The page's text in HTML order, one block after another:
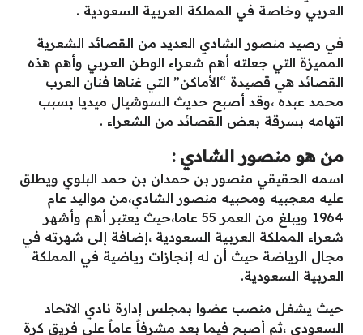
العربي وخاصة في المملكة العربية السعودية .
في رصيد منصور الشادي العديد من القصائد الشعرية
المميزة التي جعلته أهم شعراء الوطن العربي وأهم هذه
القصائد هي قصيدة “الأماكن” التي غناها فنان العرب
محمد عبده ،وقد أصبح حديث السوشيال ميديا بسبب
اتهامه بسرقة بعض القصائد من الشعراء .
من هو منصور الشادي :
اسمه الحقيقي منصور بن حمدان بن حمد البلوي ويطلق
عليه معجبيه ومحبيه منصور الشادي،من مواليد عام
1964 ويبلغ من العمر 55 عاما،حيث يعتبر أهم وأشهر
شعراء المملكة العربية السعودية ،إضافة إلى شهرته في
مجال الرياضة حيث أن له إنجازات رياضية في المملكة
العربية السعودية.
حيث يشغل منصب عضوا بمجلس إدارة نادي الاتحاد
السعودي ،ثم أصبح فيما بعد مشرفاً عاماً على فريق كرة